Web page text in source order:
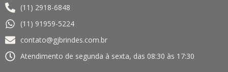
(11) 2918-6848
(11) 91959-5224
contato@gjbrindes.com.br
Atendimento de segunda à sexta, das 08:30 às 17:30